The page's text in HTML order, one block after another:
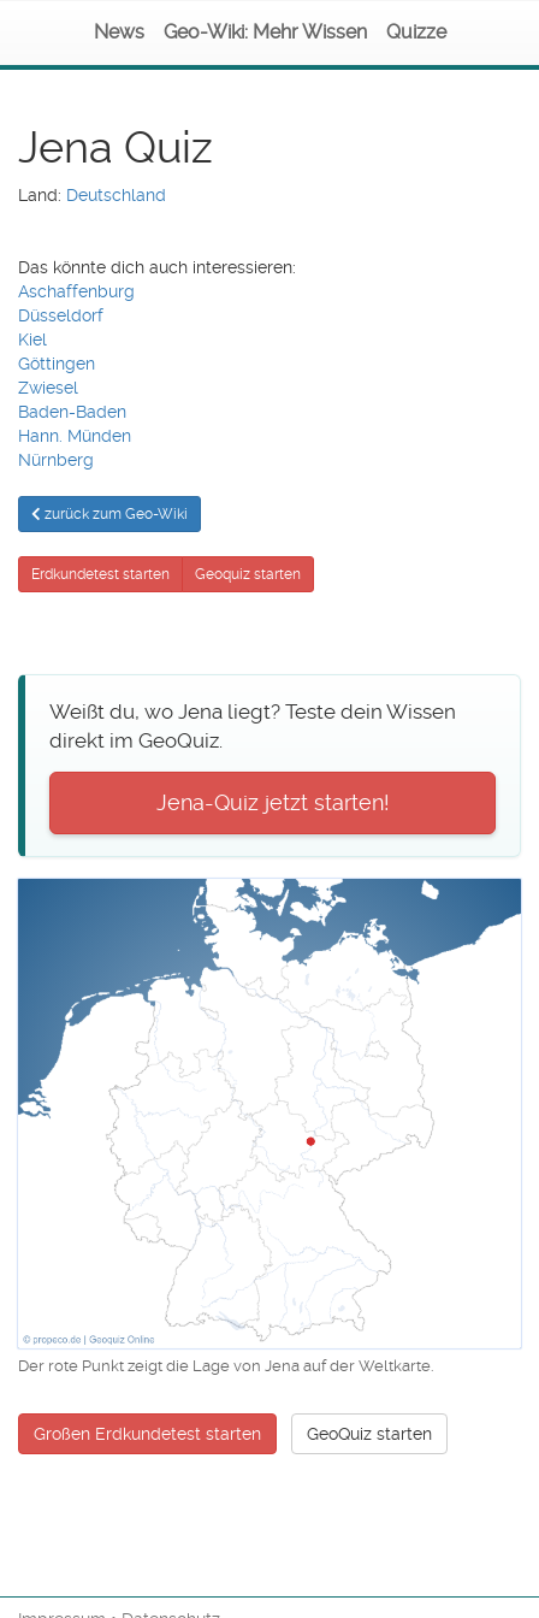
News Geo-Wiki: Mehr Wissen Quizze
Jena Quiz
Land: Deutschland
Das könnte dich auch interessieren:
Aschaffenburg
Düsseldorf
Kiel
Göttingen
Zwiesel
Baden-Baden
Hann. Münden
Nürnberg
zurück zum Geo-Wiki
Erdkundetest starten Geoquiz starten
Weißt du, wo Jena liegt? Teste dein Wissen
direkt im GeoQuiz.
Jena-Quiz jetzt starten!
Der rote Punkt zeigt die Lage von Jena auf der Weltkarte.
Großen Erdkundetest starten GeoQuiz starten